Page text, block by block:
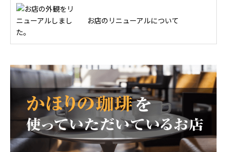
お店のリニューアルについて